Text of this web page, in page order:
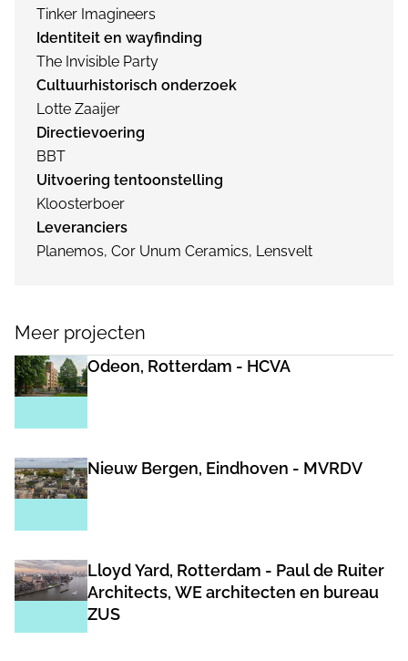
Tinker Imagineers
Identiteit en wayfinding
The Invisible Party
Cultuurhistorisch onderzoek
Lotte Zaaijer
Directievoering
BBT
Uitvoering tentoonstelling
Kloosterboer
Leveranciers
Planemos, Cor Unum Ceramics, Lensvelt
Meer projecten
Odeon, Rotterdam - HCVA
Nieuw Bergen, Eindhoven - MVRDV
Lloyd Yard, Rotterdam - Paul de Ruiter
Architects, WE architecten en bureau
ZUS